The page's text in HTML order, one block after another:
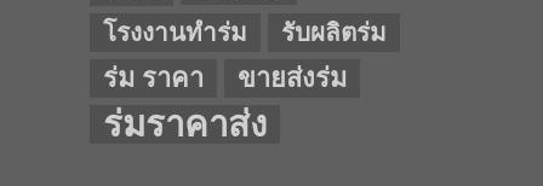
โรงงานทำร่ม
รับผลิตร่ม
ร่ม ราคา ขายส่งร่ม
ร่มราคาส่ง